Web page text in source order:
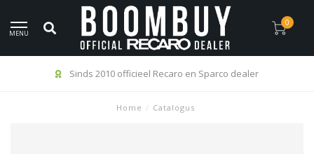
MENU
0
Sinds 2010 officieel Recaro en Sparco dealer
Home / Catalogus